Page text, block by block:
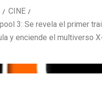
CINE
3: Se revela el primer
y enciende el multiverso